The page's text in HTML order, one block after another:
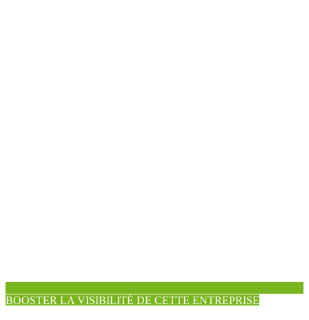
BOOSTER LA VISIBILITÉ DE CETTE ENTREPRISE